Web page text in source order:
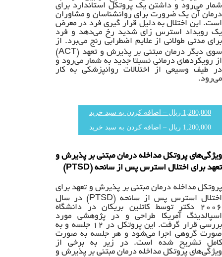
شمار می‌رود و داشتن یک پروتکل استاندارد برای
درمان آن یک ضرورت برای روانشناسان و مشاوران
است. این اختلال به دلیل قرار گیری فرد در معرض
یک رویداد استرس زای شدید رخ می‌دهد و فرد
برای مدتی طولانی از علایم اضطرابی رنج می‌برد. از
سوی دیگر درمان مبتنی بر پذیرش و تعهد (ACT)
از رویکردهای درمانی نسبتاً جدید به شمار می‌رود و
در طیف وسیعی از اختلالات روانپزشکی به کار
می‌رود.
1,200,000 ریال – اضافه کردن به سبد خرید
ویژگی‌های پروتکل مداخله درمان مبتنی بر پذیرش و
تعهد برای اختلال استرس پس از سانحه (PTSD)
پروتکل مداخله درمان مبتنی بر پذیرش و تعهد برای
اختلال استرس پس از سانحه (PTSD) در سال
۲۰۰۶ دکتر توسط کاتلین بریکان در دانشگاه
اسپالدینگ آمریکا طراحی و در پژوهشی مورد
بررسی قرار گرفت. این پروتکل در ۱۲ جلسه و به
صورت گروهی اجرا می‌شود و هر جلسه به صورت
کامل تشریح شده است. در زیر به برخی از
ویژگی‌های پروتکل مداخله درمان مبتنی بر پذیرش و